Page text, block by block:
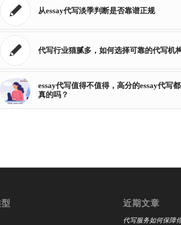
从essay代写淡季判断是否靠谱正规
代写行业猫腻多，如何选择可靠的代写机
essay代写值得不值得，高分的essay代写
真的吗？
近期文章
代写服务如何保障